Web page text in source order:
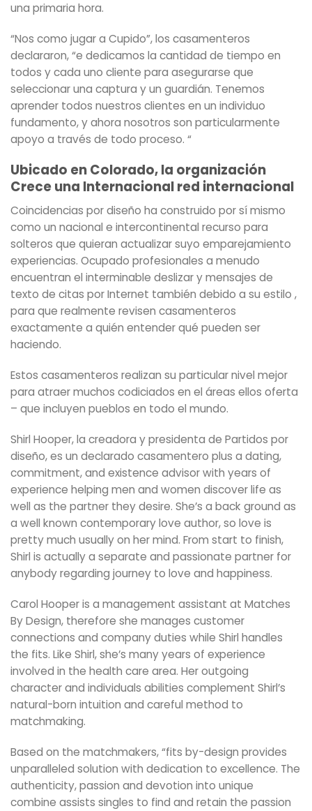
una primaria hora.
“Nos como jugar a Cupido”, los casamenteros
declararon, “e dedicamos la cantidad de tiempo en
todos y cada uno cliente para asegurarse que
seleccionar una captura y un guardián. Tenemos
aprender todos nuestros clientes en un individuo
fundamento, y ahora nosotros son particularmente
apoyo a través de todo proceso. “
Ubicado en Colorado, la organización
Crece una Internacional red internacional
Coincidencias por diseño ha construido por sí mismo
como un nacional e intercontinental recurso para
solteros que quieran actualizar suyo emparejamiento
experiencias. Ocupado profesionales a menudo
encuentran el interminable deslizar y mensajes de
texto de citas por Internet también debido a su estilo ,
para que realmente revisen casamenteros
exactamente a quién entender qué pueden ser
haciendo.
Estos casamenteros realizan su particular nivel mejor
para atraer muchos codiciados en el áreas ellos oferta
– que incluyen pueblos en todo el mundo.
Shirl Hooper, la creadora y presidenta de Partidos por
diseño, es un declarado casamentero plus a dating,
commitment, and existence advisor with years of
experience helping men and women discover life as
well as the partner they desire. She’s a back ground as
a well known contemporary love author, so love is
pretty much usually on her mind. From start to finish,
Shirl is actually a separate and passionate partner for
anybody regarding journey to love and happiness.
Carol Hooper is a management assistant at Matches
By Design, therefore she manages customer
connections and company duties while Shirl handles
the fits. Like Shirl, she’s many years of experience
involved in the health care area. Her outgoing
character and individuals abilities complement Shirl’s
natural-born intuition and careful method to
matchmaking.
Based on the matchmakers, “fits by-design provides
unparalleled solution with dedication to excellence. The
authenticity, passion and devotion into unique
combine assists singles to find and retain the passion